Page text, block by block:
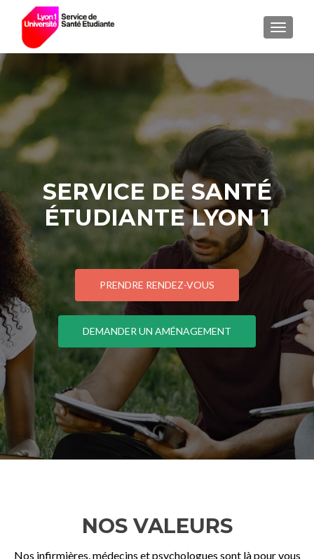
SERVICE DE SANTÉ
ÉTUDIANTE LYON 1
PRENDRE RENDEZ-VOUS
DEMANDER UN AMÉNAGEMENT
NOS VALEURS
Nos infirmières, médecins et psychologues sont là pour vous